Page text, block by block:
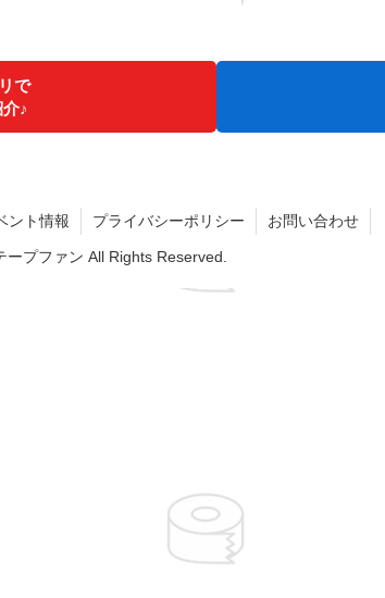
で
♪
ント情報 プライバシーポリシー お問い合わせ
プファン All Rights Reserved.